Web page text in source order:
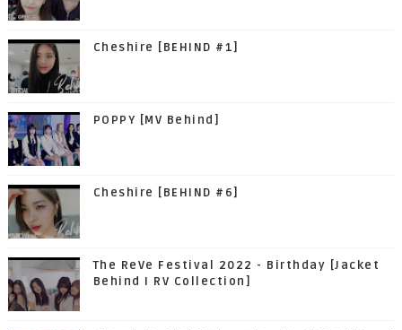
Cheshire [BEHIND #1]
POPPY [MV Behind]
Cheshire [BEHIND #6]
The ReVe Festival 2022 - Birthday [Jacket
Behind I RV Collection]